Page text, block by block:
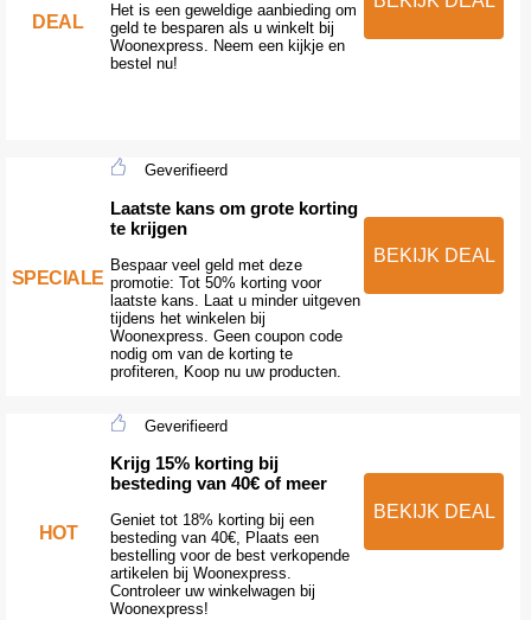
DEAL
Het is een geweldige aanbieding om
geld te besparen als u winkelt bij
Woonexpress. Neem een kijkje en
bestel nu!
SPECIALE
Geverifieerd
Laatste kans om grote korting
te krijgen
Bespaar veel geld met deze
promotie: Tot 50% korting voor
laatste kans. Laat u minder uitgeven
tijdens het winkelen bij
Woonexpress. Geen coupon code
nodig om van de korting te
profiteren, Koop nu uw producten.
BEKIJK DEAL
HOT
Geverifieerd
Krijg 15% korting bij
besteding van 40€ of meer
Geniet tot 18% korting bij een
besteding van 40€, Plaats een
bestelling voor de best verkopende
artikelen bij Woonexpress.
Controleer uw winkelwagen bij
Woonexpress!
BEKIJK DEAL